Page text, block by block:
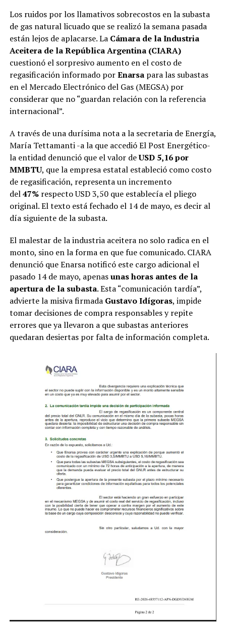
Los ruidos por los llamativos sobrecostos en la subasta
de gas natural licuado que se realizó la semana pasada
están lejos de aplacarse. La Cámara de la Industria
Aceitera de la República Argentina (CIARA)
cuestionó el sorpresivo aumento en el costo de
regasificación informado porEnarsapara las subastas
en el Mercado Electrónico del Gas (MEGSA) por
considerar que no “guardan relación con la referencia
internacional”.
A través de una durísima nota a la secretaria de Energía,
María Tettamanti -a la que accedió El Post Energético-
la entidad denunció que el valor deUSD 5,16 por
MMBTU, que la empresa estatal estableció como costo
de regasificación, representa un incremento
del47%respecto USD 3,50 que establecía el pliego
original. El texto está fechado el 14 de mayo, es decir al
día siguiente de la subasta.
El malestar de la industria aceitera no solo radica en el
monto, sino en la forma en que fue comunicado. CIARA
denunció que Enarsa notificó este cargo adicional el
pasado 14 de mayo, apenasunas horas antes de la
apertura de la subasta. Esta “comunicación tardía”,
advierte la misiva firmada Gustavo Idígoras, impide
tomar decisiones de compra responsables y repite
errores que ya llevaron a que subastas anteriores
quedaran desiertas por falta de información completa.